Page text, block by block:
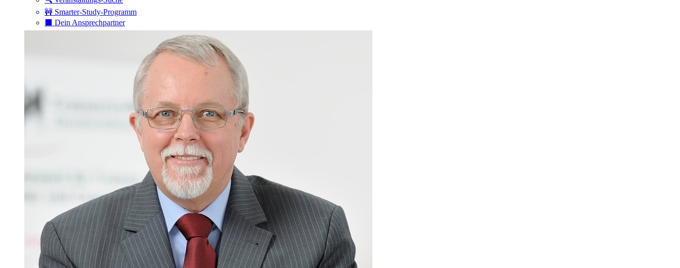
🚧 Smarter-Study-Programm
⬛️ Dein Ansprechpartner